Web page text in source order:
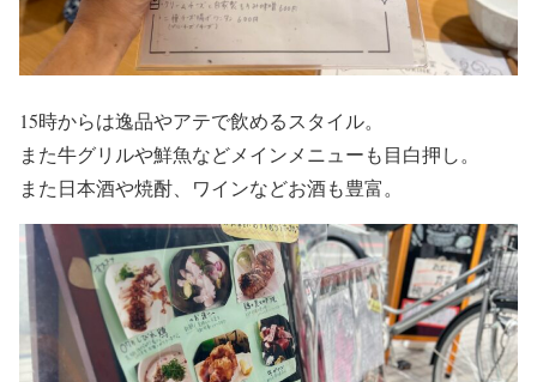
15時からは逸品やアテで飲めるスタイル。
また牛グリルや鮮魚などメインメニューも目白押し。
また日本酒や焼酎、ワインなどお酒も豊富。